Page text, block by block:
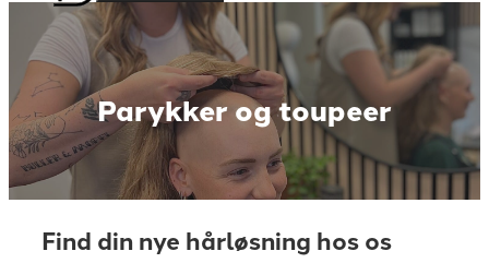
Parykker og toupeer
Find din nye hårløsning hos os